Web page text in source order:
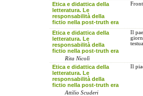
Etica e didattica della
letteratura. Le
responsabilità della
fictio nella post-truth era
Etica e didattica della
letteratura. Le
responsabilità della
fictio nella post-truth era
Il
Rita Nicolì
Etica e didattica della
letteratura. Le
responsabilità della
fictio nella post-truth era
Il
Attilio Scuderi